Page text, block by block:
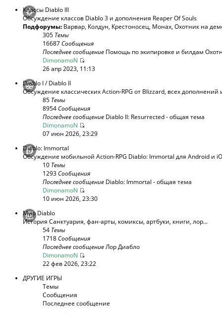
Классы Diablo III
Обсуждение классов Diablo 3 и дополнения Reaper Of Souls
Подфорумы: Варвар, Колдун, Крестоносец, Монах, Охотник на
305 Темы
16687Сообщения
Последнее сообщение Помощь по экипировке и билдам
DimonamoN
26 апр 2023, 11:13
Diablo I / Diablo II
Обсуждение классических Action-RPG от Blizzard, всех дополнений
85 Темы
8954Сообщения
Последнее сообщение Diablo II: Resurrected - общая тема
DimonamoN
07 июн 2026, 23:29
Diablo: Immortal
Обсуждение мобильной Action-RPG Diablo: Immortal для Android и
10 Темы
1293Сообщения
Последнее сообщение Diablo: Immortal - общая тема
DimonamoN
10 июн 2026, 23:30
Мир Diablo
История Санктуария, фан-арты, комиксы, артбуки, книги, лор...
54 Темы
1718Сообщения
Последнее сообщениеЛор Диабло
DimonamoN
22 фев 2026, 23:22
ДРУГИЕ ИГРЫ
Темы
Сообщения
Последнее сообщение